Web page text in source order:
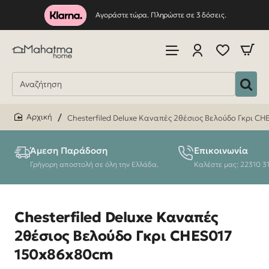
Αγοράστε τώρα. Πληρώστε σε 3 δόσεις.
Chesterfiled Deluxe Καναπές 2θέσιος Βελούδο Γκρι
Άμεση Παράδοση
Γρήγορη αποστολή σε όλη την Ελλάδα.
Επικοινωνία
Καλέστε μας: 22310
Chesterfiled Deluxe Καναπές
2θέσιος Βελούδο Γκρι CHES017
150x86x80cm